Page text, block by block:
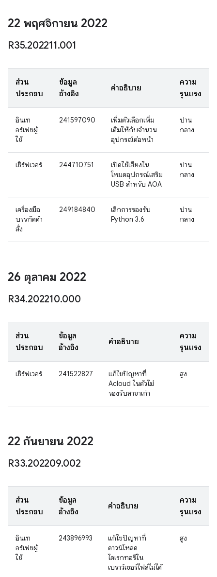
22 พฤศจิกายน 2022
R35.202211.001
ส่วน
ประกอบ
ข้อมูล
อ้างอิง
คำอธิบาย
ความ
รุนแรง
อินเท
อร์เฟซผู้
ใช้
241597090
เพิ่มตัวเลือกเพิ่ม
เติมให้กับจำนวน
อุปกรณ์ต่อหน้า
ปาน
กลาง
เซิร์ฟเวอร์ 244710751
เปิดใช้เสียงใน
โหมดอุปกรณ์เสริม
USB สำหรับ AOA
ปาน
กลาง
เครื่องมือ
บรรทัดคำ
สั่ง
249184840
เลิกการรองรับ
Python 3.6
ปาน
กลาง
26 ตุลาคม 2022
R34.202210.000
ส่วน
ประกอบ
ข้อมูล
อ้างอิง
คำอธิบาย
ความ
รุนแรง
เซิร์ฟเวอร์ 241522827
แก้ไขปัญหาที่
Acloud ในตัวไม่
รองรับสาขาเก่า
สูง
22 กันยายน 2022
R33.202209.002
ส่วน
ประกอบ
ข้อมูล
อ้างอิง
คำอธิบาย
ความ
รุนแรง
อินเท
อร์เฟซผู้
ใช้
243896993
แก้ไขปัญหาที่
ดาวน์โหลด
ไดเรกทอรีใน
เบราว์เซอร์ไฟล์ไม่ได้
สูง